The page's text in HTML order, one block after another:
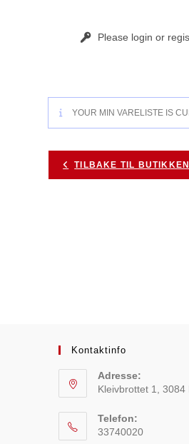
Please login or
YOUR MIN VARELISTE IS
TILBAKE TIL BUTIKKEN
Kontaktinfo
Adresse:
Kleivbrottet 1, 3084
Telefon:
33740020